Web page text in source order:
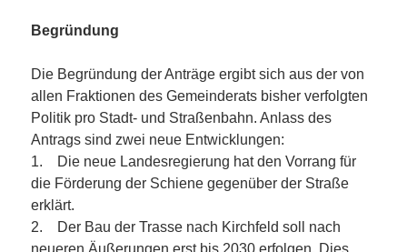
Begründung
Die Begründung der Anträge ergibt sich aus der von
allen Fraktionen des Gemeinderats bisher verfolgten
Politik pro Stadt- und Straßenbahn. Anlass des
Antrags sind zwei neue Entwicklungen:
1. Die neue Landesregierung hat den Vorrang für
die Förderung der Schiene gegenüber der Straße
erklärt.
2. Der Bau der Trasse nach Kirchfeld soll nach
neueren Äußerungen erst bis 2030 erfolgen. Dies